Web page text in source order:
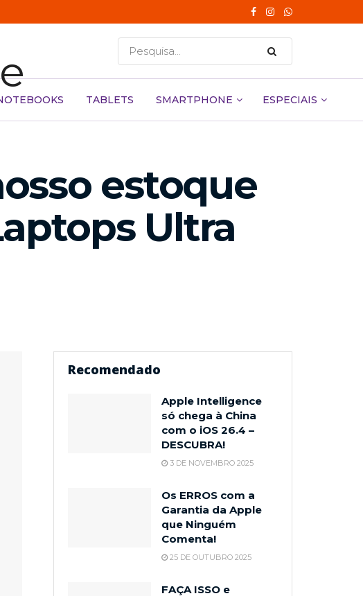
TABLETS SMARTPHONE ESPECIAIS
estoque
Ultra
Recomendado
Apple Intelligence
só chega à China
com o iOS 26.4 –
DESCUBRA!
3 DE NOVEMBRO 2025
Os ERROS com a
Garantia da Apple
que Ninguém
Comenta!
25 DE OUTUBRO 2025
FAÇA ISSO e